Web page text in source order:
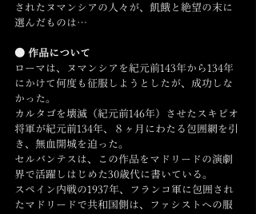
されたヌマンシアの人々が、飢餓と絶望の末に
選んだものは…
● 作品について
ローマは、ヌマンシアを紀元前143年から134年
にかけて何度も征服しようとしたが、成功しな
かった。
カルタゴを壊滅（紀元前146年）させたスキピオ
将軍が紀元前134年、８ヶ月にわたる包囲網を引
き、無血開城を迫った。
セルバンテスは、この作品をマドリードの演劇
界で活躍しはじめた30歳代に書いている。
スペイン内戦の1937年、フランコ軍に包囲され
たマドリードで共和国側は、ファシストへの服